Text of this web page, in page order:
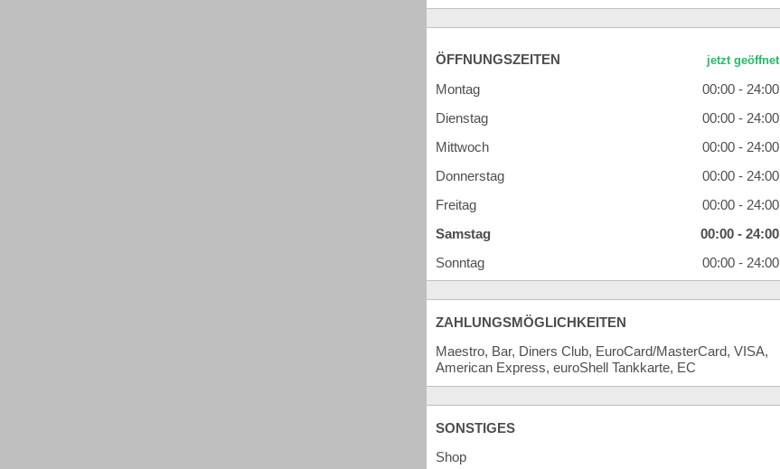
ÖFFNUNGSZEITEN
Montag
00:00 - 24:00
Dienstag
00:00 - 24:00
Mittwoch
00:00 - 24:00
Donnerstag
00:00 - 24:00
Freitag
00:00 - 24:00
Samstag
00:00 - 24:00
Sonntag
00:00 - 24:00
ZAHLUNGSMÖGLICHKEITEN
Maestro, Bar, Diners Club, EuroCard/MasterCard, VISA,
American Express, euroShell Tankkarte, EC
SONSTIGES
Shop